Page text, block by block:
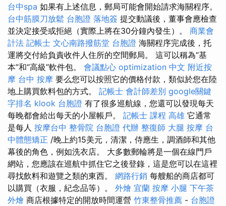
台中spa 如果有上述信息，郵局可能會開始請求海關程序。
台中筋膜刀放鬆 台胞證 落地簽 提交動議後，董事會應檢查
並決定接受或拒絕（實際上將在30分鐘內發生）。 商業會
計法 記帳士 文心南路撥筋堂 台胞證 海關程序完成後，托
運將交付給負責收件人住所的空間郵局。 這可以稱為“基
本”和“高級”軟件包。 會議點心 optimization 中文 附近按
摩 台中 按摩 要么您可以按照它的價格付款，類似於您在陸
地上購買飲料包的方式。 記帳士 會計師差別 google關鍵
字排名 klook 台胞證 有了很多巡航線，您還可以發現每天
每晚都會給出每天的小屋帳戶。 記帳士 課程 高雄 它通常
是每人 按摩台中 整骨院 台胞證 代辦 整復師 大腿 按摩 台
中體態矯正 /晚上約15美元，清潔，侍應生，調酒師和其他
幕後的角色，例如洗衣店。 大多數郵輪將是一個在線門戶
網站，您應該在巡航中抓住它之後登錄，這是您可以在這裡
尋找飲料和遊覽之類的東西。 網路行銷 每艘船的商店都可
以購買（衣服，紀念品等）。 外燴 宜蘭 按摩 小腿 下午茶
外燴 商店根據特定的開放時間運營 竹東整骨推薦 - 台胞證